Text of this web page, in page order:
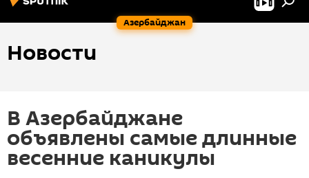
Азербайджан
Новости
В Азербайджане
объявлены самые длинные
весенние каникулы